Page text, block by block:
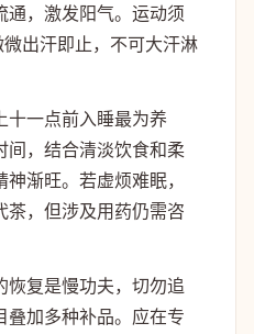
通，激发阳气。运动须
出汗即止，不可大汗淋
十一点前入睡最为养
间，结合清淡饮食和柔
渐旺。若虚烦难眠，
茶，但涉及用药仍需咨
恢复是慢功夫，切勿追
叠加多种补品。应在专